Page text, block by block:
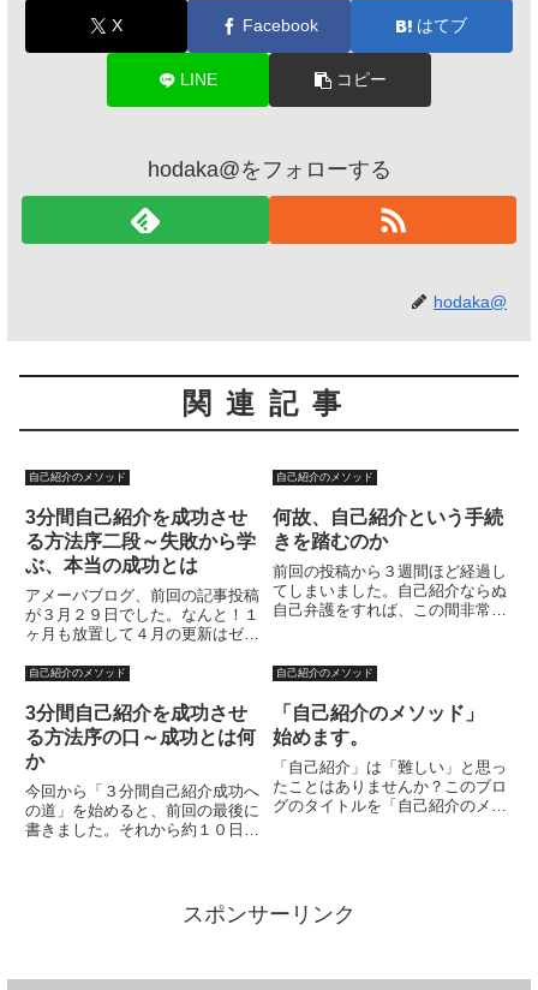
X Facebook はてブ
LINE コピー
hodaka@をフォローする
hodaka@
関連記事
自己紹介のメソッド
3分間自己紹介を成功させ
る方法序二段～失敗から学
ぶ、本当の成功とは
アメーバブログ、前回の記事投稿
が３月２９日でした。なんと！１
ヶ月も放置して４月の更新はゼロ
さまにおかれましては、ウミガメ
せん。もっともウミガメの更新間
隔はよく判りませんがm(__)...
自己紹介のメソッド
何故、自己紹介という手続
きを踏むのか
前回の投稿から３週間ほど経過し
てしまいました。自己紹介ならぬ
自己弁護をすれば、この間非常に
たある程度想像力を使う作業をす
ることがかなり苦痛であったため
です。（何度かは向かったので
す...
自己紹介のメソッド
3分間自己紹介を成功させ
る方法序の口～成功とは何
か
今回から「３分間自己紹介成功へ
の道」を始めると、前回の最後に
書きました。それから約１０日ほ
うなタイトルでブログを書く身で
すから、私の「３分間自己紹介」
自己紹介のメソッド
「自己紹介のメソッド」
始めます。
「自己紹介」は「難しい」と思っ
たことはありませんか？このブロ
グのタイトルを「自己紹介のメソ
り、...
スポンサーリンク